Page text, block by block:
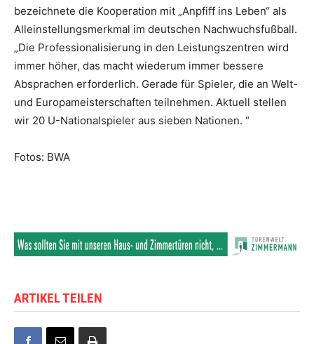
bezeichnete die Kooperation mit „Anpfiff ins Leben“ als
Alleinstellungsmerkmal im deutschen Nachwuchsfußball.
„Die Professionalisierung in den Leistungszentren wird
immer höher, das macht wiederum immer bessere
Absprachen erforderlich. Gerade für Spieler, die an Welt-
und Europameisterschaften teilnehmen. Aktuell stellen
wir 20 U-Nationalspieler aus sieben Nationen. “
Fotos: BWA
ARTIKEL TEILEN